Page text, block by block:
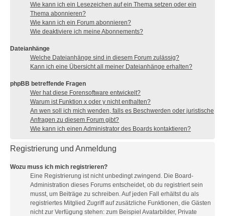
Wie kann ich ein Lesezeichen auf ein Thema setzen oder ein
Thema abonnieren?
Wie kann ich ein Forum abonnieren?
Wie deaktiviere ich meine Abonnements?
Dateianhänge
Welche Dateianhänge sind in diesem Forum zulässig?
Kann ich eine Übersicht all meiner Dateianhänge erhalten?
phpBB betreffende Fragen
Wer hat diese Forensoftware entwickelt?
Warum ist Funktion x oder y nicht enthalten?
An wen soll ich mich wenden, falls es Beschwerden oder juristische
Anfragen zu diesem Forum gibt?
Wie kann ich einen Administrator des Boards kontaktieren?
Registrierung und Anmeldung
Wozu muss ich mich registrieren?
Eine Registrierung ist nicht unbedingt zwingend. Die Board-
Administration dieses Forums entscheidet, ob du registriert sein
musst, um Beiträge zu schreiben. Auf jeden Fall erhältst du als
registriertes Mitglied Zugriff auf zusätzliche Funktionen, die Gästen
nicht zur Verfügung stehen: zum Beispiel Avatarbilder, Private